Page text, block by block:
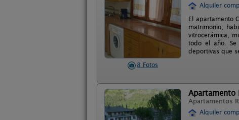
8 Fotos
Alquiler
El apartamento
matrimonio,
vitrocerámica,
todo el año. Se
deportivas que
Apartamento
Apartamentos
Alquiler